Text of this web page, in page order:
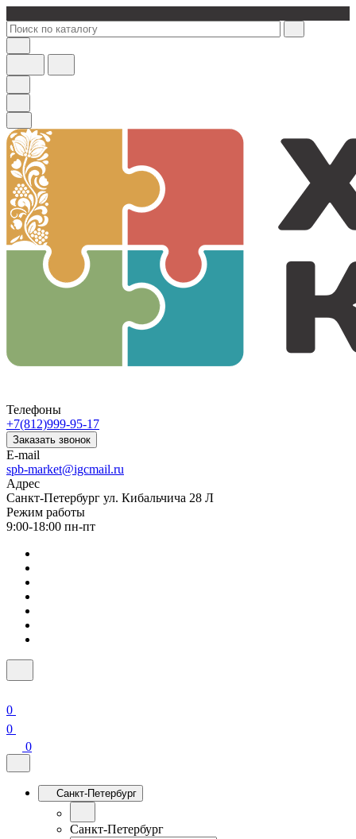
Телефоны
+7(812)999-95-17
Заказать звонок
E-mail
spb-market@igcmail.ru
Адрес
Санкт-Петербург ул. Кибальчича 28 Л
Режим работы
9:00-18:00 пн-пт
0
0
0
Санкт-Петербург
Санкт-Петербург